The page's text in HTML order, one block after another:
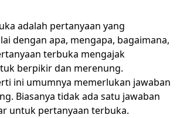
adalah pertanyaan yang
dengan apa, mengapa, bagaimana,
terbuka mengajak
berpikir dan merenung.
ini umumnya memerlukan jawaban
Biasanya tidak ada satu jawaban
untuk pertanyaan terbuka.